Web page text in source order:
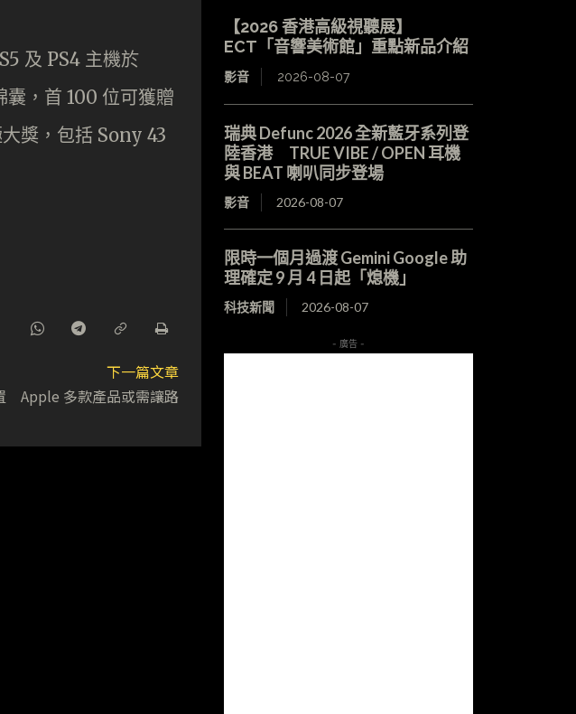
及 PS4 主機於
，首 100 位可獲贈
獎，包括 Sony 43
下一篇文章
Apple 多款產品或需讓路
【2026 香港高級視聽展】
ECT「音響美術館」重點新品介紹
影音 2026-08-07
瑞典 Defunc 2026 全新藍牙系列登
陸香港 TRUE VIBE / OPEN 耳機
與 BEAT 喇叭同步登場
影音 2026-08-07
限時一個月過渡 Gemini Google 助
理確定 9 月 4 日起「熄機」
科技新聞 2026-08-07
- 廣告 -